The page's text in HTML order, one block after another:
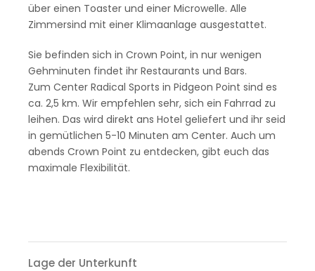
über einen Toaster und einer Microwelle. Alle
Zimmersind mit einer Klimaanlage ausgestattet.
Sie befinden sich in Crown Point, in nur wenigen
Gehminuten findet ihr Restaurants und Bars.
Zum Center Radical Sports in Pidgeon Point sind es
ca. 2,5 km. Wir empfehlen sehr, sich ein Fahrrad zu
leihen. Das wird direkt ans Hotel geliefert und ihr seid
in gemütlichen 5-10 Minuten am Center. Auch um
abends Crown Point zu entdecken, gibt euch das
maximale Flexibilität.
Lage der Unterkunft